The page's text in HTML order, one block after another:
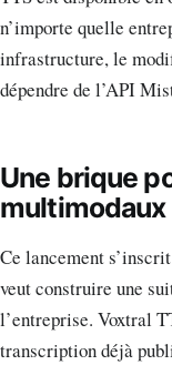
n’importe quelle
infrastructure, le
dépendre de l’API
Une brique
multimodaux
Ce lancement
veut construire une
l’entreprise. Voxtral
transcription déjà